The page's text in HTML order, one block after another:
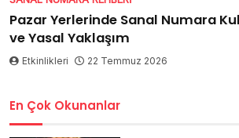
Pazar Yerlerinde Sanal Numara
ve Yasal Yaklaşım
Etkinlikleri 22 Temmuz 2026
En Çok Okunanlar